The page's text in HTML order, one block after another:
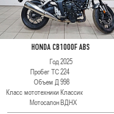
HONDA CB1000F ABS
Год 2025
Пробег ТС224
Объем Д 998
Класс мототехники Классик
МотосалонВДНХ